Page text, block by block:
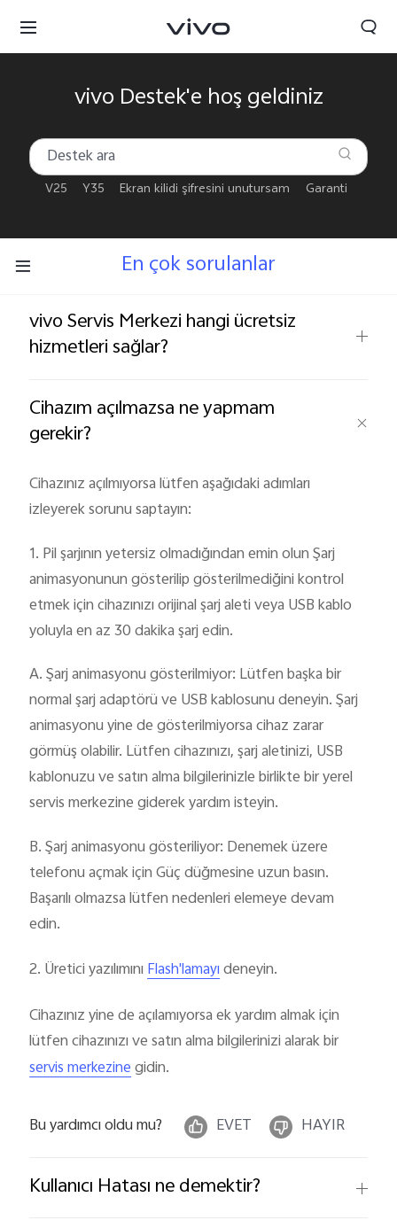
vivo Destek'e hoş geldiniz
V25 Y35 Ekran kilidi şifresini unutursam Garanti
En çok sorulanlar
vivo Servis Merkezi hangi ücretsiz
hizmetleri sağlar?
Cihazım açılmazsa ne yapmam
gerekir?
Cihazınız açılmıyorsa lütfen aşağıdaki adımları
izleyerek sorunu saptayın:
1. Pil şarjının yetersiz olmadığından emin olun Şarj
animasyonunun gösterilip gösterilmediğini kontrol
etmek için cihazınızı orijinal şarj aleti veya USB kablo
yoluyla en az 30 dakika şarj edin.
A. Şarj animasyonu gösterilmiyor: Lütfen başka bir
normal şarj adaptörü ve USB kablosunu deneyin. Şarj
animasyonu yine de gösterilmiyorsa cihaz zarar
görmüş olabilir. Lütfen cihazınızı, şarj aletinizi, USB
kablonuzu ve satın alma bilgilerinizle birlikte bir yerel
servis merkezine giderek yardım isteyin.
B. Şarj animasyonu gösteriliyor: Denemek üzere
telefonu açmak için Güç düğmesine uzun basın.
Başarılı olmazsa lütfen nedenleri elemeye devam
edin.
2. Üretici yazılımını Flash'lamayıdeneyin.
Cihazınız yine de açılamıyorsa ek yardım almak için
lütfen cihazınızı ve satın alma bilgilerinizi alarak bir
servis merkezinegidin.
Bu yardımcı oldu mu? EVET HAYIR
Kullanıcı Hatası ne demektir?